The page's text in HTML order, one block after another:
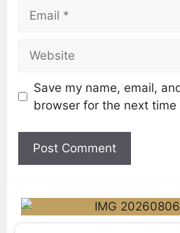
Save my name, email,
browser for the next time